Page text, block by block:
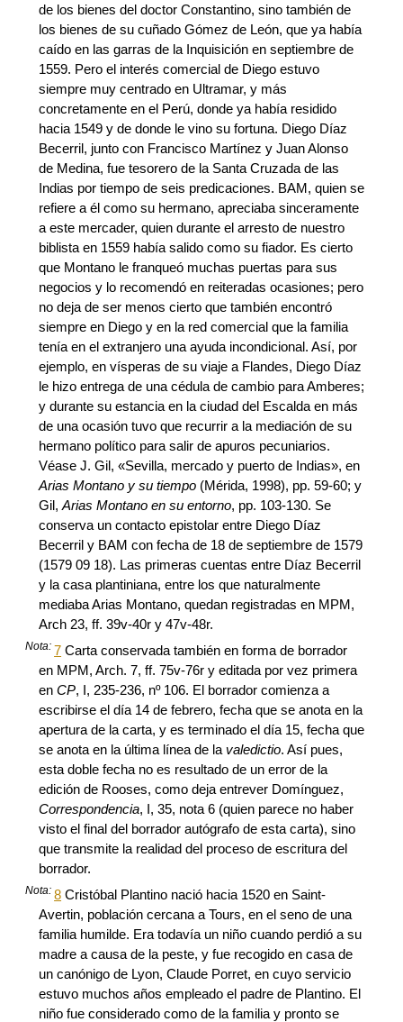
de los bienes del doctor Constantino, sino también de
los bienes de su cuñado Gómez de León, que ya había
caído en las garras de la Inquisición en septiembre de
1559. Pero el interés comercial de Diego estuvo
siempre muy centrado en Ultramar, y más
concretamente en el Perú, donde ya había residido
hacia 1549 y de donde le vino su fortuna. Diego Díaz
Becerril, junto con Francisco Martínez y Juan Alonso
de Medina, fue tesorero de la Santa Cruzada de las
Indias por tiempo de seis predicaciones. BAM, quien se
refiere a él como su hermano, apreciaba sinceramente
a este mercader, quien durante el arresto de nuestro
biblista en 1559 había salido como su fiador. Es cierto
que Montano le franqueó muchas puertas para sus
negocios y lo recomendó en reiteradas ocasiones; pero
no deja de ser menos cierto que también encontró
siempre en Diego y en la red comercial que la familia
tenía en el extranjero una ayuda incondicional. Así, por
ejemplo, en vísperas de su viaje a Flandes, Diego Díaz
le hizo entrega de una cédula de cambio para Amberes;
y durante su estancia en la ciudad del Escalda en más
de una ocasión tuvo que recurrir a la mediación de su
hermano político para salir de apuros pecuniarios.
Véase J. Gil, «Sevilla, mercado y puerto de Indias», en
Arias Montano y su tiempo(Mérida, 1998), pp. 59-60; y
Gil, Arias Montano en su entorno, pp. 103-130. Se
conserva un contacto epistolar entre Diego Díaz
Becerril y BAM con fecha de 18 de septiembre de 1579
(1579 09 18). Las primeras cuentas entre Díaz Becerril
y la casa plantiniana, entre los que naturalmente
mediaba Arias Montano, quedan registradas en MPM,
Arch 23, ff. 39v-40r y 47v-48r.
Nota:7 Carta conservada también en forma de borrador
en MPM, Arch. 7, ff. 75v-76r y editada por vez primera
en CP, I, 235-236, nº 106. El borrador comienza a
escribirse el día 14 de febrero, fecha que se anota en la
apertura de la carta, y es terminado el día 15, fecha que
se anota en la última línea de la valedictio. Así pues,
esta doble fecha no es resultado de un error de la
edición de Rooses, como deja entrever Domínguez,
Correspondencia, I, 35, nota 6 (quien parece no haber
visto el final del borrador autógrafo de esta carta), sino
que transmite la realidad del proceso de escritura del
borrador.
Nota: 8 Cristóbal Plantino nació hacia 1520 en Saint-
Avertin, población cercana a Tours, en el seno de una
familia humilde. Era todavía un niño cuando perdió a su
madre a causa de la peste, y fue recogido en casa de
un canónigo de Lyon, Claude Porret, en cuyo servicio
estuvo muchos años empleado el padre de Plantino. El
niño fue considerado como de la familia y pronto se